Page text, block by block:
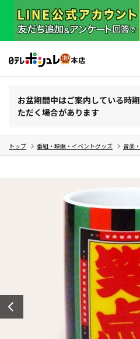
お盆期間中はご案内している時
ただく場合があります
トップ 番組・映画・イベントグッズ 音楽